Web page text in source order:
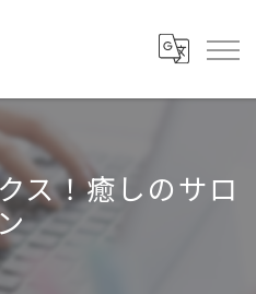
ス！癒しのサロ